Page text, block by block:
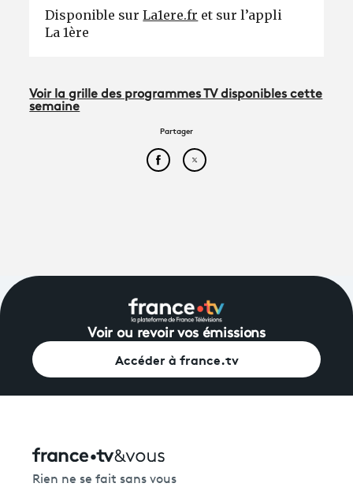
Disponible surLa1ere.fr et sur l’appli
La 1ère
Voir la grille des programmes TV disponibles cette
semaine
Partager
Partager cet article sur
Partager cet article sur
Voir ou revoir vos émissions
Accéder à france.tv
Rien ne se fait sans vous